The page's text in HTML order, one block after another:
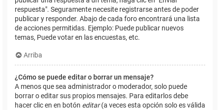
respuesta". Seguramente necesite registrarse antes de poder
publicar y responder. Abajo de cada foro encontrará una lista
de acciones permitidas. Ejemplo: Puede publicar nuevos
temas, Puede votar en las encuestas, etc.
Arriba
¿Cómo se puede editar o borrar un mensaje?
A menos que sea administrador o moderador, solo puede
borrar o editar sus propios mensajes. Para editarlos debe
hacer clic en en botón editar(a veces esta opción solo es válida